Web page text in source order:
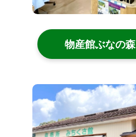
物産館ぶなの森